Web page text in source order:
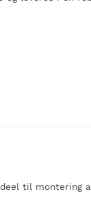
til montering